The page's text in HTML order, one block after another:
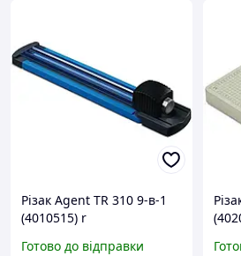
Різак Agent TR 310 9-в-1
(4010515) r
Готово до відправки